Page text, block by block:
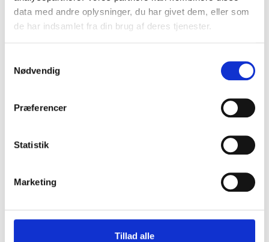
data med andre oplysninger, du har givet dem, eller som
de har indsamlet fra din brug af deres tjenester.
Nødvendig
Præferencer
Statistik
Marketing
Tillad alle
Jura Marmor Grå / Grau. Slebet